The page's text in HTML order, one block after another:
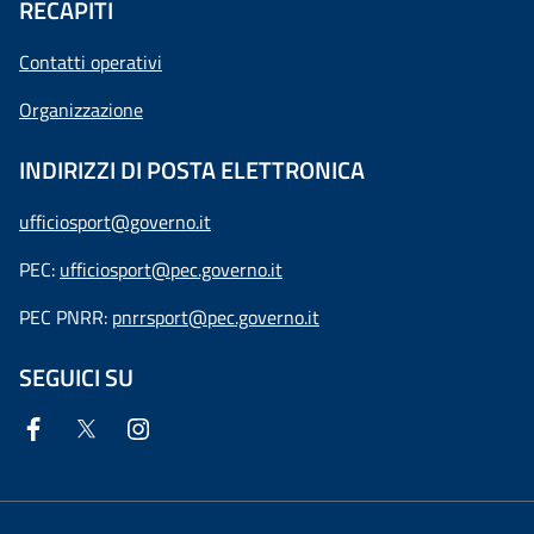
RECAPITI
Contatti operativi
Organizzazione
INDIRIZZI DI POSTA ELETTRONICA
ufficiosport@governo.it
PEC: ufficiosport@pec.governo.it
PEC PNRR: pnrrsport@pec.governo.it
SEGUICI SU